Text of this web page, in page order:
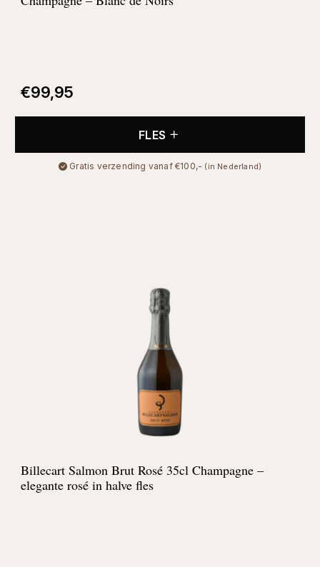
€99,95
FLES
Gratis verzending vanaf €100,- (in Nederland)
Billecart Salmon Brut Rosé 35cl Champagne –
elegante rosé in halve fles